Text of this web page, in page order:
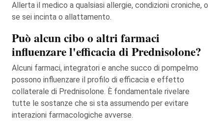
Allerta il medico a qualsiasi allergie, condizioni croniche, o
se sei incinta o allattamento.
Può alcun cibo o altri farmaci
influenzare l'efficacia di Prednisolone?
Alcuni farmaci, integratori e anche succo di pompelmo
possono influenzare il profilo di efficacia e effetto
collaterale di Prednisolone. È fondamentale rivelare
tutte le sostanze che si sta assumendo per evitare
interazioni farmacologiche avverse.